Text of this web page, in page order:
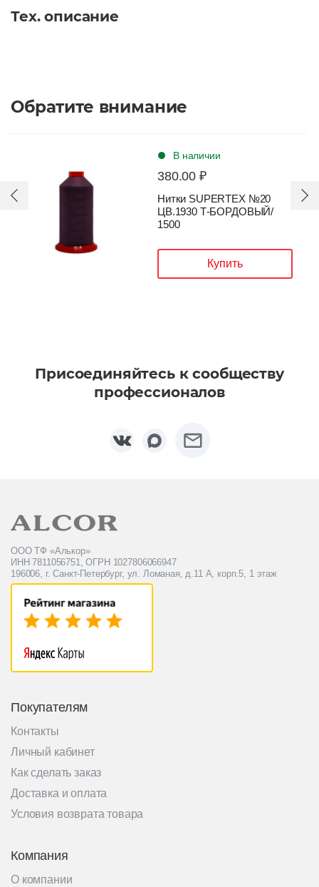
Короб
Тех. описание
Обратите внимание
В наличии
380.00 ₽
Нитки SUPERTEX №20
ЦВ.1930 Т-БОРДОВЫЙ/
1500
Купить
Присоединяйтесь к сообществу
профессионалов
ООО ТФ «Алькор»
ИНН 7811056751, ОГРН 1027806066947
196006, г. Санкт-Петербург, ул. Ломаная, д.11 А, корп.5, 1 этаж
Покупателям
Контакты
Личный кабинет
Как сделать заказ
Доставка и оплата
Условия возврата товара
Компания
О компании